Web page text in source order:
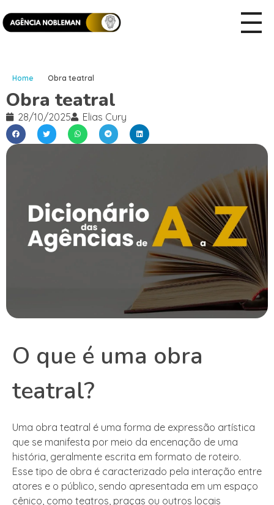
Home Obra teatral
Obra teatral
28/10/2025 Elias Cury
O que é uma obra
teatral?
Uma obra teatral é uma forma de expressão artística
que se manifesta por meio da encenação de uma
história, geralmente escrita em formato de roteiro.
Esse tipo de obra é caracterizado pela interação entre
atores e o público, sendo apresentada em um espaço
cênico, como teatros, praças ou outros locais